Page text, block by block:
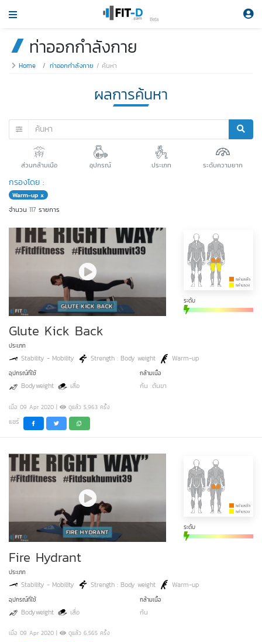
Beta
ท่าออกกำลังกาย
Home ท่าออกกำลังกาย ค้นหา
ผลการค้นหา
ส่วนกล้ามเนือ อุปกรณ์ ประเภท ระดับความยาก
กรองโดย :
Warm-up x
จำนวน 117 รายการ
ระดับ
Glute Kick Back
ประเภท
Stability - Mobility Strength : Body weight Warm-up
อุปกรณ์ที่ใช้
Bodyweight เสื่อ
กล้ามเนื้อ
ก้น ต้นขา
เมื่อ 09 Apr 2020 | ดูแล้ว 5,963 ครั้ง
แชร์
ระดับ
Fire Hydrant
ประเภท
Stability - Mobility Strength : Body weight Warm-up
อุปกรณ์ที่ใช้
Bodyweight เสื่อ
กล้ามเนื้อ
ก้น
เมื่อ 09 Apr 2020 | ดูแล้ว 6,565 ครั้ง